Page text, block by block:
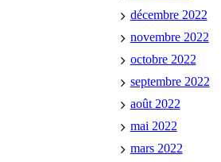
décembre 2022
novembre 2022
octobre 2022
septembre 2022
août 2022
mai 2022
mars 2022